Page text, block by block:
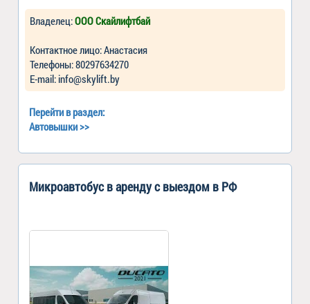
Владелец:ООО Скайлифтбай
Контактное лицо: Анастасия
Телефоны: 80297634270
Е-mail: info@skylift.by
Перейти в раздел:
Автовышки>>
Микроавтобус в аренду с выездом в РФ